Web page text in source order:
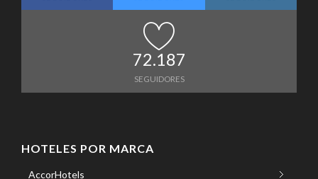
72.187
SEGUIDORES
HOTELES POR MARCA
AccorHotels